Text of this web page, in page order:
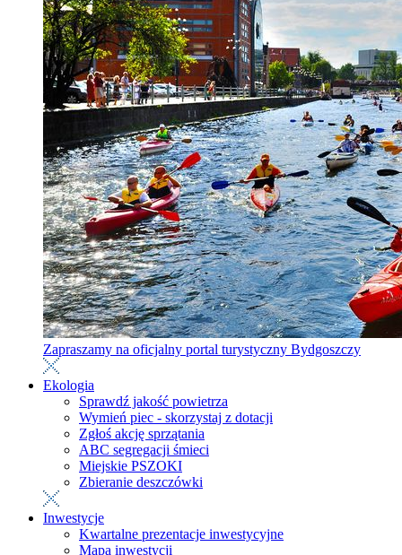
Zapraszamy na oficjalny portal turystyczny Bydgoszczy
Ekologia
Sprawdź jakość powietrza
Wymień piec - skorzystaj z dotacji
Zgłoś akcję sprzątania
ABC segregacji śmieci
Miejskie PSZOKI
Zbieranie deszczówki
Inwestycje
Kwartalne prezentacje inwestycyjne
Mapa inwestycji